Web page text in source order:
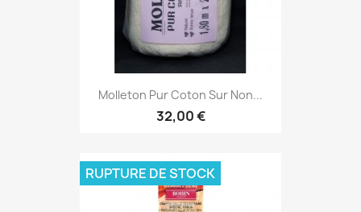
Molleton Pur Coton Sur Non...
32,00 €
RUPTURE DE STOCK